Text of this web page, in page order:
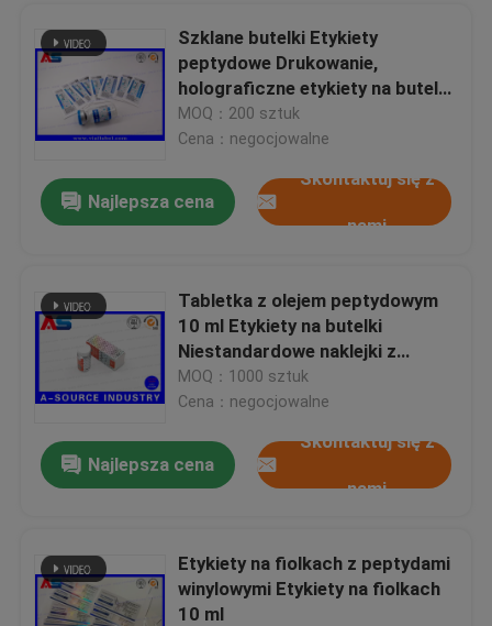
Szklane butelki Etykiety
peptydowe Drukowanie,
holograficzne etykiety na butelki
10 ml
MOQ：200 sztuk
Cena：negocjowalne
Najlepsza cena
Skontaktuj się z
nami
Tabletka z olejem peptydowym
10 ml Etykiety na butelki
Niestandardowe naklejki z
nadrukiem hologramowym na
szklaną butelkę
MOQ：1000 sztuk
Cena：negocjowalne
Najlepsza cena
Skontaktuj się z
nami
Etykiety na fiolkach z peptydami
winylowymi Etykiety na fiolkach
10 ml